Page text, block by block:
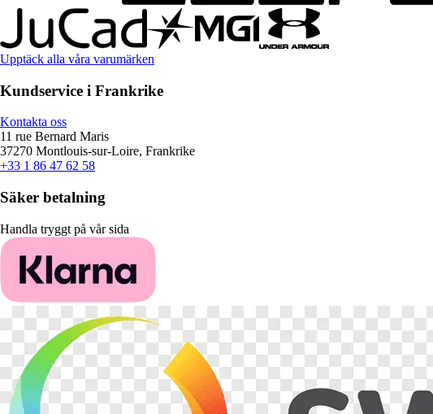
Upptäck alla våra varumärken
Kundservice i Frankrike
Kontakta oss
11 rue Bernard Maris
37270 Montlouis-sur-Loire, Frankrike
+33 1 86 47 62 58
Säker betalning
Handla tryggt på vår sida